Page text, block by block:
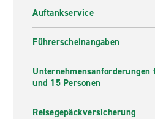
Auftankservice
Führerscheinangaben
und 15 Personen
Reisegepäckversicherung